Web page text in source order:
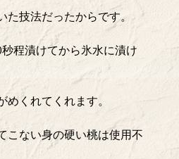
た技法だったからです。
程漬けてから氷水に漬け
くれてくれます。
こない身の硬い桃は使用不